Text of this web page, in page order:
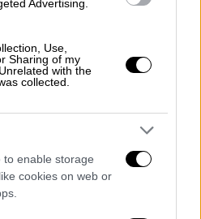
Advertising.
Use,
Sharing of my
with the
collected.
to enable storage
cookies on web or
Κατσίφα: Βίντεο
από την ταφή
βρίσκονται ήδη